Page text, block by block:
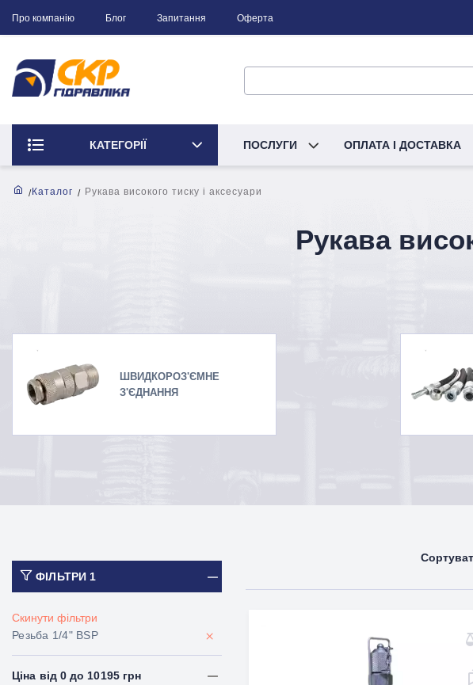
Про компанію Блог Запитання Оферта
КАТЕГОРІЇ ПОСЛУГИ ОПЛАТА І ДОСТАВКА
Каталог Рукава високого тиску і аксесуари
Рукава
ШВИДКОРОЗ'ЄМНЕ
З'ЄДНАННЯ
ФІЛЬТРИ1
Скинути фільтри
Резьба 1/4" BSP
×
Ціна від 0 до 10195 грн